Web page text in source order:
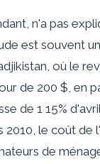
n'a pas
est souvent
où le
de 200 $, en
de 1 15%
2010, le coût de
de